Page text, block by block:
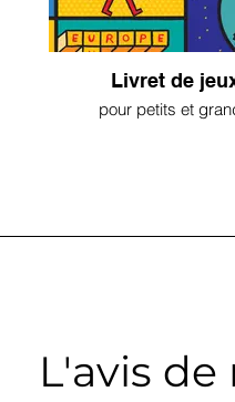
Livret de
pour petits et
L'avis de